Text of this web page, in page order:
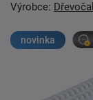
Výrobce: Dřevočal
novinka